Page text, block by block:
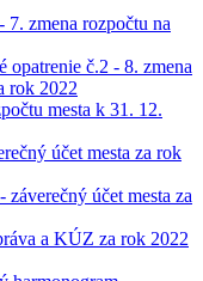
7. zmena rozpočtu na
opatrenie č.2 - 8. zmena
rok 2022
mesta k 31. 12.
účet mesta za rok
záverečný účet mesta za
a KÚZ za rok 2022